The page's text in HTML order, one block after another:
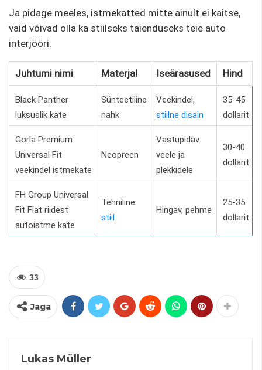
Ja pidage meeles, istmekatted mitte ainult ei kaitse,
vaid võivad olla ka stiilseks täienduseks teie auto
interjööri.
Juhtumi nimi Materjal Iseärasused Hind
Black Panther
luksuslik kate
Sünteetiline
nahk
Veekindel,
stiilne disain
35-45
dollarit
Gorla Premium
Universal Fit
veekindel istmekate
Neopreen
Vastupidav
veele ja
plekkidele
30-40
dollarit
FH Group Universal
Fit Flat riidest
autoistme kate
Tehniline
stiil
Hingav, pehme
25-35
dollarit
33
Jaga
Lukas Müller